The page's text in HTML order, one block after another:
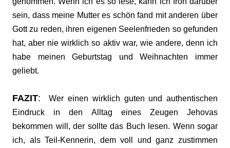
sein, dass meine Mutter es schön fand mit anderen über
Gott zu reden, ihren eigenen Seelenfrieden so gefunden
hat, aber nie wirklich so aktiv war, wie andere, denn ich
habe meinen Geburtstag und Weihnachten immer
geliebt.
FAZIT:
Wer einen wirklich guten und authentischen
Eindruck in den Alltag eines Zeugen Jehovas
bekommen will, der sollte das Buch lesen. Wenn sogar
ich, als Teil-Kennerin, dem voll und ganz zustimmen